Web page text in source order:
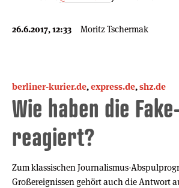
26.6.2017, 12:33 Moritz Tschermak
berliner-kurier.de,express.de,shz.de
Wie haben die
reagiert?
Zum klassischen Journalismus-
Großereignissen gehört auch die Antwort